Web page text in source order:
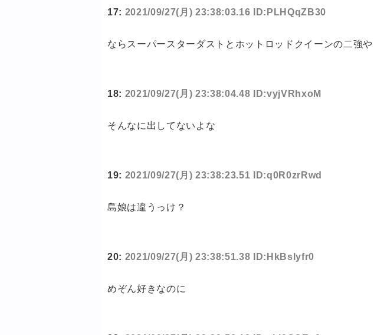
17: 2021/09/27(月) 23:38:03.16 ID:PLHQqZB30
ならスーパースターダストとホットロッドクイーンの二強や
18: 2021/09/27(月) 23:38:04.48 ID:vyjVRhxoM
そんなに出してないよな
19: 2021/09/27(月) 23:38:23.51 ID:q0R0zrRwd
島娘は違うっけ？
20: 2021/09/27(月) 23:38:51.38 ID:HkBslyfr0
めぞん好きなのに